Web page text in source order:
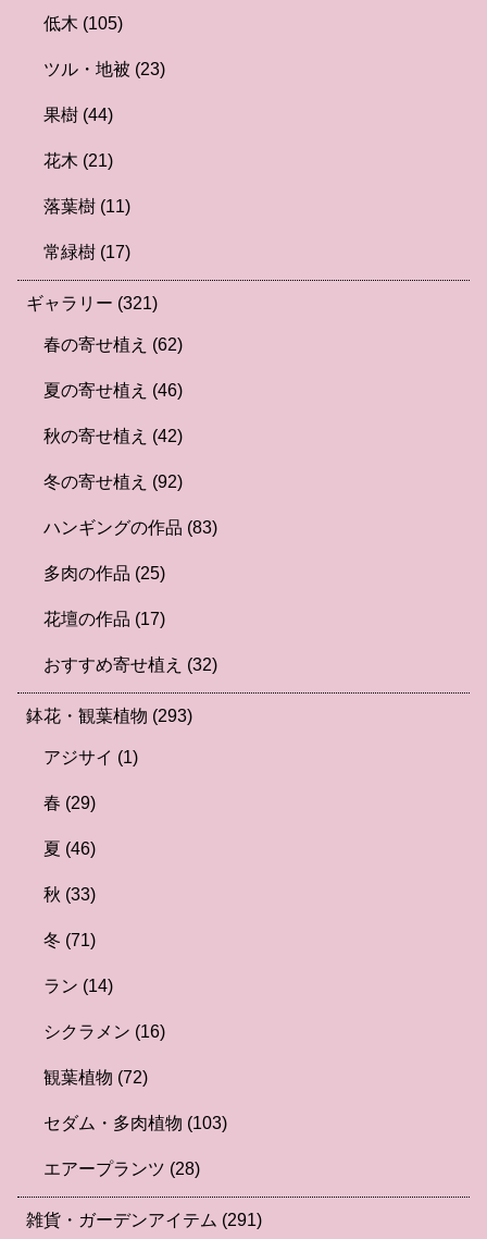
低木 (105)
ツル・地被 (23)
果樹 (44)
花木 (21)
落葉樹 (11)
常緑樹 (17)
ギャラリー (321)
春の寄せ植え (62)
夏の寄せ植え (46)
秋の寄せ植え (42)
冬の寄せ植え (92)
ハンギングの作品 (83)
多肉の作品 (25)
花壇の作品 (17)
おすすめ寄せ植え (32)
鉢花・観葉植物 (293)
アジサイ (1)
春 (29)
夏 (46)
秋 (33)
冬 (71)
ラン (14)
シクラメン (16)
観葉植物 (72)
セダム・多肉植物 (103)
エアープランツ (28)
雑貨・ガーデンアイテム (291)